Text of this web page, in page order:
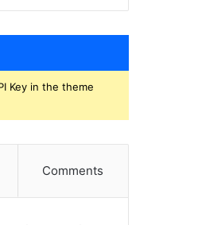
Key in the theme
Comments